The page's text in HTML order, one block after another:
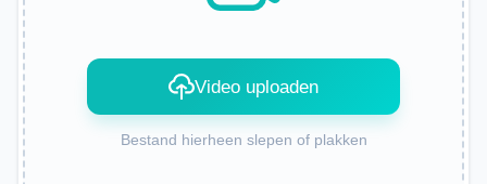
Video uploaden
Bestand hierheen slepen of plakken